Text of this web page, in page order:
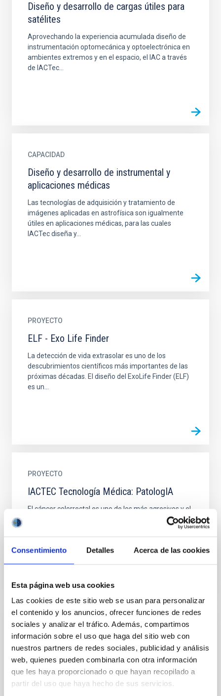
Consentimiento Detalles Acerca de las cookies
Esta página web usa cookies
Las cookies de este sitio web se usan para personalizar
el contenido y los anuncios, ofrecer funciones de redes
sociales y analizar el tráfico. Además, compartimos
información sobre el uso que haga del sitio web con
nuestros partners de redes sociales, publicidad y análisis
web, quienes pueden combinarla con otra información
que les haya proporcionado o que hayan recopilado a
partir del uso que haya hecho de sus servicios.
Diseño y desarrollo de cargas útiles para
satélites
Aprovechando la experiencia acumulada diseño de
instrumentación optomecánica y optoelectrónica en
ambientes extremos y en el espacio, el IAC a través
de IACTec...
CAPACIDAD
Diseño y desarrollo de instrumental y
aplicaciones médicas
Las tecnologías de adquisición y tratamiento de
imágenes aplicadas en astrofísica son igualmente
útiles en aplicaciones médicas, para las cuales
IACTec diseña y...
PROYECTO
ELF - Exo Life Finder
La detección de vida extrasolar es uno de los
descubrimientos científicos más importantes de las
próximas décadas. El diseño del ExoLife Finder (ELF)
es un...
PROYECTO
IACTEC Tecnología Médica: PatologIA
El cáncer colorrectal es uno de los más agresivos y el
más frecuentemente diagnosticado en España en
CAPACIDAD
Implementación de grandes instalaciones
telescópicas
En el marco de IACTec como elemento integrador de
los proyectos de grandes telescopios con la industria